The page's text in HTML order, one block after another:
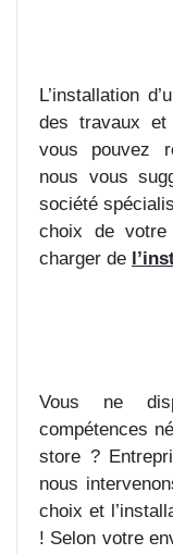
L’installation
des travaux et
vous pouvez
nous vous
société
choix de votre
charger de
Vous ne
compétences
store ?
nous
choix et
! Selon votre